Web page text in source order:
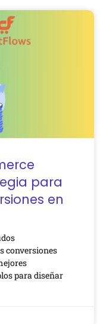
para
en
conversiones
para diseñar